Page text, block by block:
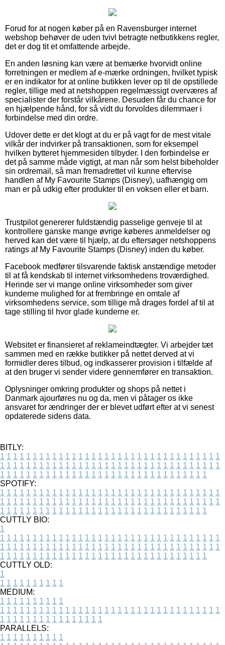
Forud for at nogen køber på en Ravensburger internet
webshop behøver de uden tvivl betragte netbutikkens regler,
det er dog tit et omfattende arbejde.
En anden løsning kan være at bemærke hvorvidt online
forretningen er medlem af e-mærke ordningen, hvilket typisk
er en indikator for at online butikken lever op til de opstillede
regler, tillige med at netshoppen regelmæssigt overværes af
specialister der forstår vilkårene. Desuden får du chance for
en hjælpende hånd, for så vidt du forvoldes dilemmaer i
forbindelse med din ordre.
Udover dette er det klogt at du er på vagt for de mest vitale
vilkår der indvirker på transaktionen, som for eksempel
hvilken bytteret hjemmesiden tilbyder. I den forbindelse er
det på samme måde vigtigt, at man når som helst bibeholder
sin ordremail, så man fremadrettet vil kunne eftervise
handlen af My Favourite Stamps (Disney), uafhængig om
man er på udkig efter produkter til en voksen eller et barn.
Trustpilot genererer fuldstændig passelige genveje til at
kontrollere ganske mange øvrige køberes anmeldelser og
herved kan det være til hjælp, at du eftersøger netshoppens
ratings af My Favourite Stamps (Disney) inden du køber.
Facebook medfører tilsvarende faktisk anstændige metoder
til at få kendskab til internet virksomhedens troværdighed.
Herinde ser vi mange online virksomheder som giver
kunderne mulighed for at frembringe en omtale af
virksomhedens service, som tillige må drages fordel af til at
tage stilling til hvor glade kunderne er.
Websitet er finansieret af reklameindtægter. Vi arbejder tæt
sammen med en række butikker på nettet derved at vi
formidler deres tilbud, og indkasserer provision i tilfælde af
at den bruger vi sender videre gennemfører en transaktion.
Oplysninger omkring produkter og shops på nettet i
Danmark ajourføres nu og da, men vi påtager os ikke
ansvaret for ændringer der er blevet udført efter at vi senest
opdaterede sidens data.
BITLY:
1 1 1 1 1 1 1 1 1 1 1 1 1 1 1 1 1 1 1 1 1 1 1 1 1 1 1 1 1 1 1 1 1 1
1 1 1 1 1 1 1 1 1 1 1 1 1 1 1 1 1 1 1 1 1 1 1 1 1 1 1 1 1 1 1 1 1 1
1 1 1 1 1 1 1 1 1 1 1 1 1 1 1 1 1 1 1 1 1 1 1 1 1 1 1 1 1 1 1 1
SPOTIFY:
1 1 1 1 1 1 1 1 1 1 1 1 1 1 1 1 1 1 1 1 1 1 1 1 1 1 1 1 1 1 1 1 1 1
1 1 1 1 1 1 1 1 1 1 1 1 1 1 1 1 1 1 1 1 1 1 1 1 1 1 1 1 1 1 1 1 1 1
1 1 1 1 1 1 1 1 1 1 1 1 1 1 1 1 1 1 1 1 1 1 1 1 1 1 1 1 1 1 1 1
CUTTLY BIO:
1
1 1 1 1 1 1 1 1 1 1 1 1 1 1 1 1 1 1 1 1 1 1 1 1 1 1 1 1 1 1 1 1 1 1
1 1 1 1 1 1 1 1 1 1 1 1 1 1 1 1 1 1 1 1 1 1 1 1 1 1 1 1 1 1 1 1 1 1
1 1 1 1 1 1 1 1 1 1 1 1 1 1 1 1 1 1 1 1 1 1 1 1 1 1 1 1 1 1 1 1
CUTTLY OLD:
1
1 1 1 1 1 1 1 1 1 1
MEDIUM:
1 1 1 1 1 1 1 1 1 1
1 1 1 1 1 1 1 1 1 1 1 1 1 1 1 1 1 1 1 1 1 1 1 1 1 1 1 1 1 1 1 1 1 1
1 1 1 1 1 1 1 1 1 1 1 1 1 1 1 1
PARALLELS:
1 1 1 1 1 1 1 1 1 1